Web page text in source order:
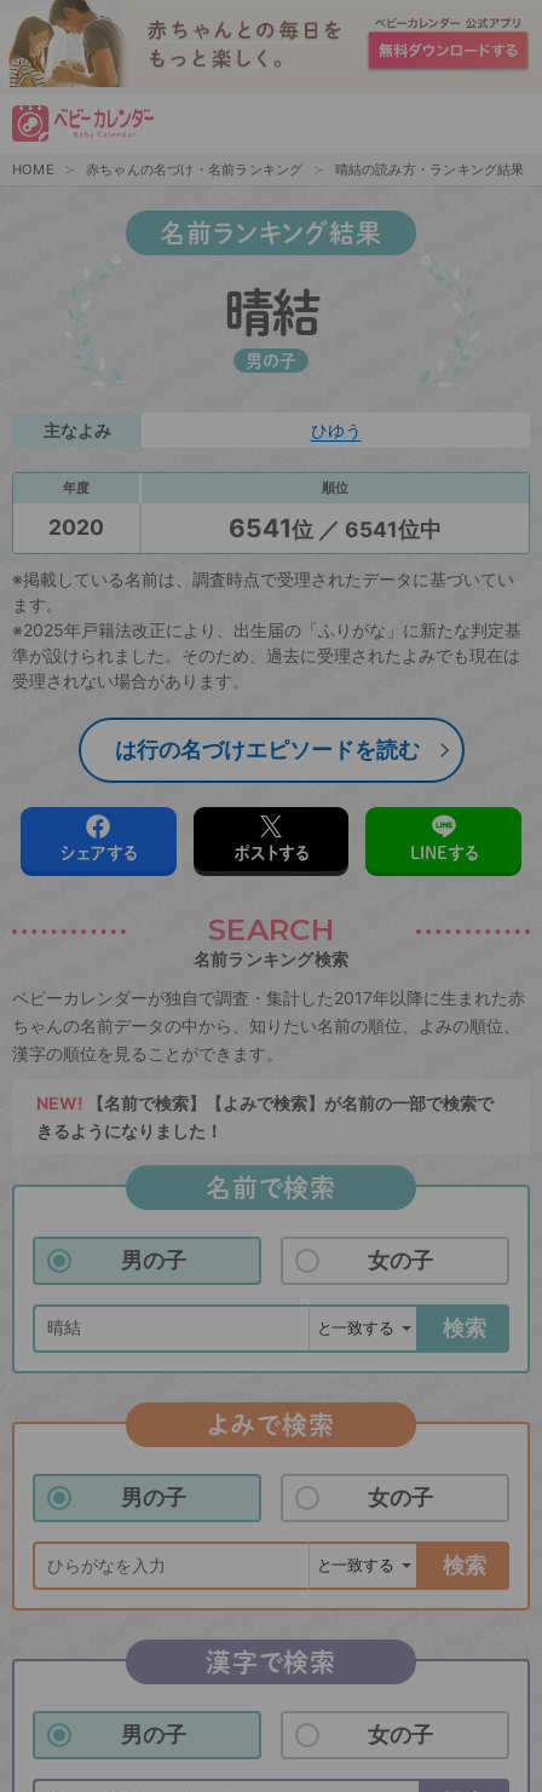
HOME 赤ちゃんの名づけ・名前ランキング 晴結の読み方・ランキング結果
名前ランキング結果
晴結
男の子
主なよみ ひゆう
年度 順位
2020 6541位 ／ 6541位中
※掲載している名前は、調査時点で受理されたデータに基づいてい
ます。
※2025年戸籍法改正により、出生届の「ふりがな」に新たな判定基
準が設けられました。そのため、過去に受理されたよみでも現在は
受理されない場合があります。
は行の名づけエピソードを読む
シェアする ポストする LINEする
SEARCH
名前ランキング検索
ベビーカレンダーが独自で調査・集計した2017年以降に生まれた赤
ちゃんの名前データの中から、知りたい名前の順位、よみの順位、
漢字の順位を見ることができます。
NEW! 【名前で検索】【よみで検索】が名前の一部で検索で
きるようになりました！
名前で検索
男の子 女の子
検索
よみで検索
男の子 女の子
検索
漢字で検索
男の子 女の子